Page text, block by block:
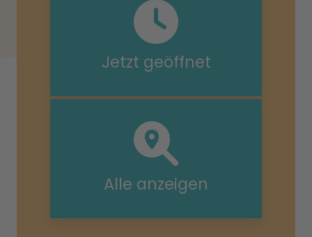
Jetzt geöffnet
Alle anzeigen